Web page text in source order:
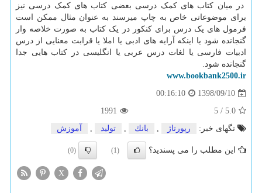
در میان کتاب های کمک درسی بعضی کتاب های کمک درسی نیز
برای موضوعاتی خاص به چاپ میرسند به عنوان مثال ممکن است
فرمول های یک درس برای کنکور در یک کتاب به صورت خلاصه وار
گنجانده شود یا اینکه آرایه های ادبی یا املا یا قرابت معنایی از درس
ادبیات فارسی یا لغات درس عربی یا انگلیسی در کتاب هایی جدا
گنجانده شود.
www.bookbank2500.ir
1398/09/10
00:16:10
5.0
/
5
1991
تگهای خبر:
رپورتاژ , بانك , تولید , آموزش
این مطلب را می پسندید؟ (1)
(0)
X